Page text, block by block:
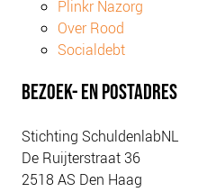
VISIE EN MISSIE
HET TEAM
ONZE PARTNERS
IN DE MEDIA
OVER NCFG
Plinkr Nazorg
Over Rood
Socialdebt
BEZOEK- EN POSTADRES
Stichting SchuldenlabNL
De Ruijterstraat 36
2518 AS Den Haag